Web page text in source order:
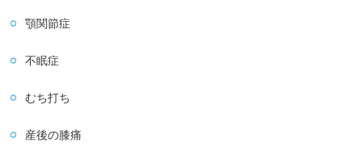
顎関節症
不眠症
むち打ち
産後の膝痛